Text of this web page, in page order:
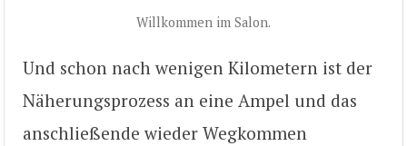
Willkommen im Salon.
Und schon nach wenigen Kilometern ist der
Näherungsprozess an eine Ampel und das
anschließende wieder Wegkommen